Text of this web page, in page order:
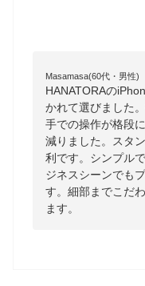
Masamasa(60代・男性)
HANATORAの
かれて選びました
手での操作が格段
減りました。スタ
利です。シンプル
ジネスシーンでも
す。細部までこだ
ます。